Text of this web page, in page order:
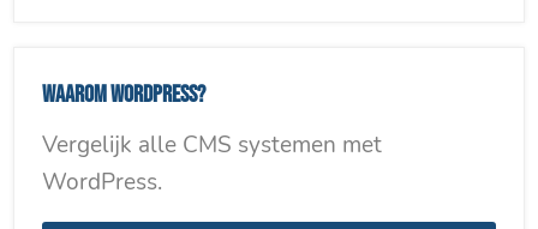
Waarom WordPress?
Vergelijk alle CMS systemen met
WordPress.